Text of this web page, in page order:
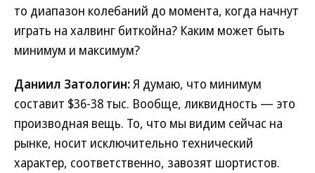
то диапазон колебаний до момента, когда начнут
играть на халвинг биткойна? Каким может быть
минимум и максимум?
Даниил Затологин:Я думаю, что минимум
составит $36-38 тыс. Вообще, ликвидность — это
производная вещь. То, что мы видим сейчас на
рынке, носит исключительно технический
характер, соответственно, завозят шортистов.